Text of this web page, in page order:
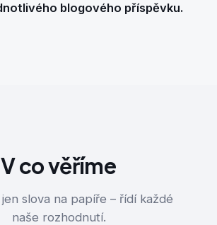
blogového příspěvku.
V co věříme
slova na papíře – řídí každé
naše rozhodnutí.